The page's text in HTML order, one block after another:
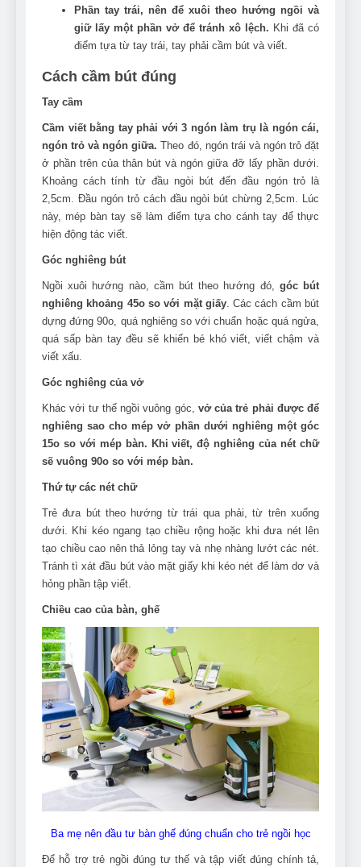
Phần tay trái, nên để xuôi theo hướng ngồi và
giữ lấy một phần vở để tránh xô lệch. Khi đã có
điểm tựa từ tay trái, tay phải cầm bút và viết.
Cách cầm bút đúng
Tay cầm
Cầm viết bằng tay phải với 3 ngón làm trụ là ngón cái,
ngón trỏ và ngón giữa. Theo đó, ngón trái và ngón trỏ đặt
ở phần trên của thân bút và ngón giữa đỡ lấy phần dưới.
Khoảng cách tính từ đầu ngòi bút đến đầu ngón trỏ là
2,5cm. Đầu ngón trỏ cách đầu ngòi bút chừng 2,5cm. Lúc
này, mép bàn tay sẽ làm điểm tựa cho cánh tay để thực
hiện động tác viết.
Góc nghiêng bút
Ngồi xuôi hướng nào, cầm bút theo hướng đó, góc bút
nghiêng khoảng 45o so với mặt giấy. Các cách cầm bút
dựng đứng 90o, quá nghiêng so với chuẩn hoặc quá ngửa,
quá sấp bàn tay đều sẽ khiến bé khó viết, viết chậm và
viết xấu.
Góc nghiêng của vở
Khác với tư thế ngồi vuông góc, vở của trẻ phải được để
nghiêng sao cho mép vở phần dưới nghiêng một góc
15o so với mép bàn. Khi viết, độ nghiêng của nét chữ
sẽ vuông 90o so với mép bàn.
Thứ tự các nét chữ
Trẻ đưa bút theo hướng từ trái qua phải, từ trên xuống
dưới. Khi kéo ngang tạo chiều rộng hoặc khi đưa nét lên
tạo chiều cao nên thả lỏng tay và nhẹ nhàng lướt các nét.
Tránh tì xát đầu bút vào mặt giấy khi kéo nét để làm dơ và
hỏng phần tập viết.
Chiều cao của bàn, ghế
Ba mẹ nên đầu tư bàn ghế đúng chuẩn cho trẻ ngồi học​
Để hỗ trợ trẻ ngồi đúng tư thế và tập viết đúng chính tả,